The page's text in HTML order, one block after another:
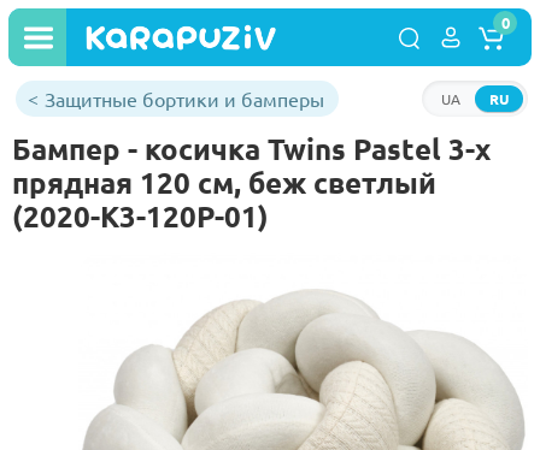
RU
UA
0
Защитные бортики и бамперы
Бампер - косичка Twins Pastel 3-х
прядная 120 см, беж светлый
(2020-K3-120P-01)